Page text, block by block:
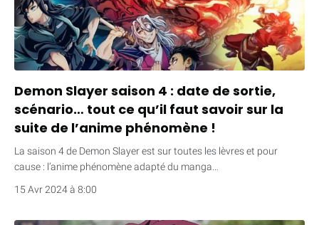
Demon Slayer saison 4 : date de sortie,
scénario… tout ce qu’il faut savoir sur la
suite de l’anime phénomène !
La saison 4 de Demon Slayer est sur toutes les lèvres et pour
cause : l’anime phénomène adapté du manga…
15 Avr 2024 à 8:00